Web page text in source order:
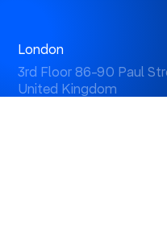
London
3rd Floor 86-90 Paul
United Kingdom